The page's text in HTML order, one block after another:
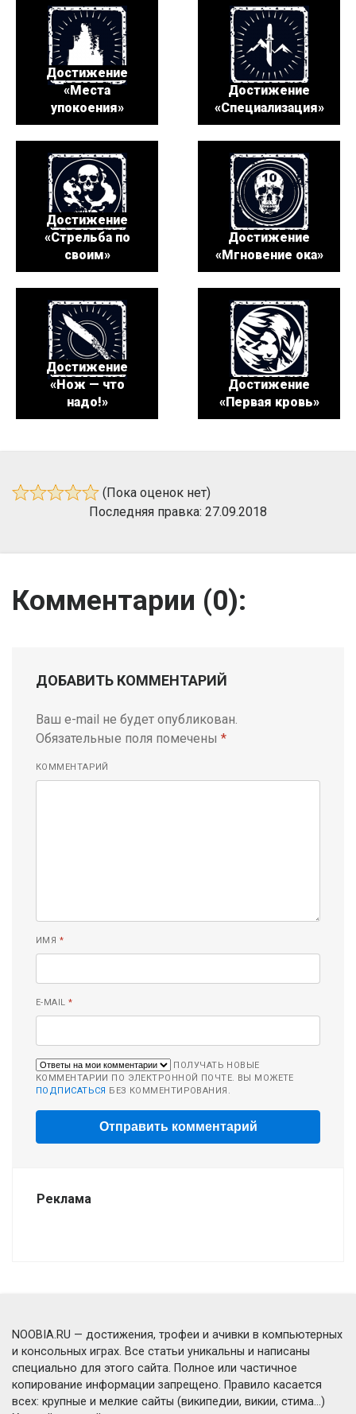
Достижение
«Места
упокоения»
Достижение
«Специализация»
Достижение
«Стрельба по
своим»
Достижение
«Мгновение ока»
Достижение
«Нож — что
надо!»
Достижение
«Первая кровь»
(Пока оценок нет)
Последняя правка: 27.09.2018
Комментарии (0):
ДОБАВИТЬ КОММЕНТАРИЙ
Ваш e-mail не будет опубликован.
Обязательные поля помечены *
КОММЕНТАРИЙ
ИМЯ *
E-MAIL*
ПОЛУЧАТЬ НОВЫЕ
КОММЕНТАРИИ ПО ЭЛЕКТРОННОЙ ПОЧТЕ. ВЫ МОЖЕТЕ
ПОДПИСАТЬСЯ БЕЗ КОММЕНТИРОВАНИЯ.
Реклама
NOOBIA.RU — достижения, трофеи и ачивки в компьютерных
и консольных играх. Все статьи уникальны и написаны
специально для этого сайта. Полное или частичное
копирование информации запрещено. Правило касается
всех: крупные и мелкие сайты (википедии, викии, стима...)